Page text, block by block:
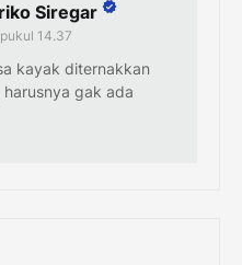
Siregar
14.37
kayak diternakkan
gak ada